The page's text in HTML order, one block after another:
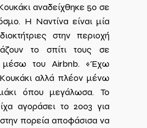
αναδείχθηκε 5ο σε
Η Ναντίνα είναι μία
στην περιοχή
το σπίτι τους σε
μέσω του Airbnb. «Έχω
αλλά πλέον μένω
όπου μεγάλωσα. Το
αγοράσει το 2003 για
πορεία αποφάσισα να